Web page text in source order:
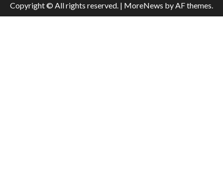
Copyright © All rights reserved. | MoreNews by AF themes.